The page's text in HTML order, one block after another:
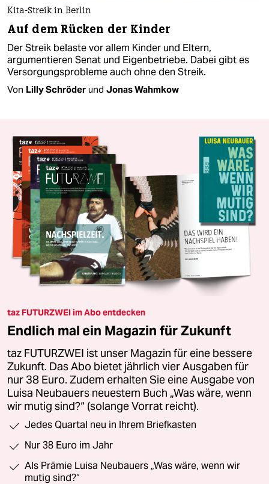
Kita-Streik in Berlin
Auf dem Rücken der Kinder
Der Streik belaste vor allem Kinder und Eltern,
argumentieren Senat und Eigenbetriebe. Dabei gibt es
Versorgungsprobleme auch ohne den Streik.
Von Lilly Schröder und Jonas Wahmkow
taz FUTURZWEI im Abo entdecken
Endlich mal ein Magazin für Zukunft
taz FUTURZWEI ist unser Magazin für eine bessere
Zukunft. Das Abo bietet jährlich vier Ausgaben für
nur 38 Euro. Zudem erhalten Sie eine Ausgabe von
Luisa Neubauers neuestem Buch „Was wäre, wenn
wir mutig sind?“ (solange Vorrat reicht).
Jedes Quartal neu in Ihrem Briefkasten
Nur 38 Euro im Jahr
Als Prämie Luisa Neubauers „Was wäre, wenn wir
mutig sind?“